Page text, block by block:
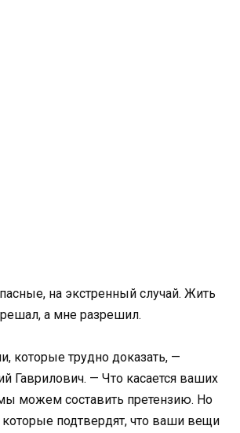
на экстренный случай. Жить
а мне разрешил.
которые трудно доказать, —
Гаврилович. — Что касается ваших
можем составить претензию. Но
которые подтвердят, что ваши вещи